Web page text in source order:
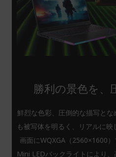
勝利の景色を、
鮮烈な色彩、圧倒的な描写と
も被写体を明るく、リアルに
画面にWQXGA（2560×1600）
Mini LEDバックライトにより